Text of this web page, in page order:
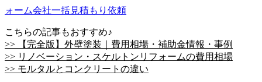
ォーム会社一括見積もり依頼
こちらの記事もおすすめ♪
>> 【完全版】外壁塗装｜費用相場・補助金情報・事例
>> リノベーション・スケルトンリフォームの費用相場
>> モルタルとコンクリートの違い